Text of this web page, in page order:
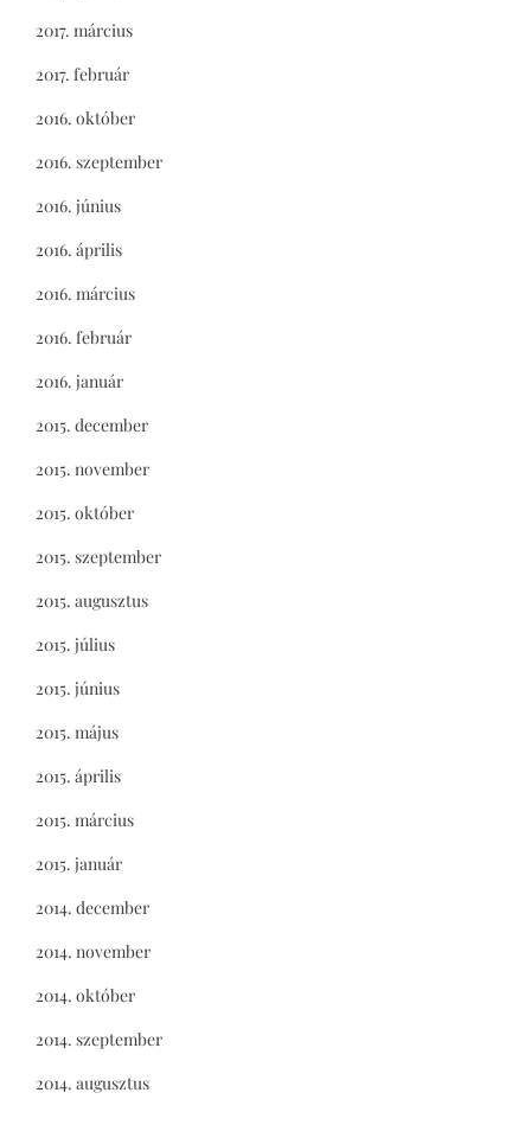
2017. március
2017. február
2016. október
2016. szeptember
2016. június
2016. április
2016. március
2016. február
2016. január
2015. december
2015. november
2015. október
2015. szeptember
2015. augusztus
2015. július
2015. június
2015. május
2015. április
2015. március
2015. január
2014. december
2014. november
2014. október
2014. szeptember
2014. augusztus